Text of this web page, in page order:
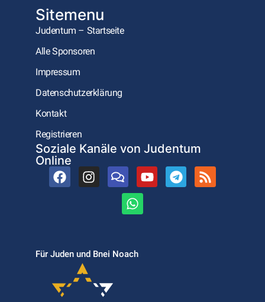
Sitemenu
Judentum – Startseite
Alle Sponsoren
Impressum
Datenschutzerklärung
Kontakt
Registrieren
Soziale Kanäle von Judentum
Online
Für Juden und Bnei Noach